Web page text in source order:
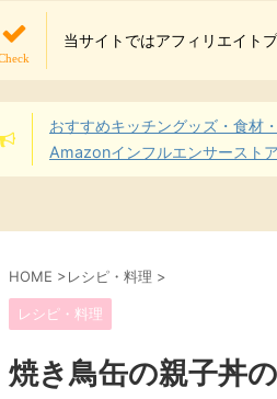
当サイトではアフィリエイト
おすすめキッチングッズ・食材
Amazonインフルエンサースト
HOME >レシピ・料理 >
レシピ・料理
焼き鳥缶の親子丼